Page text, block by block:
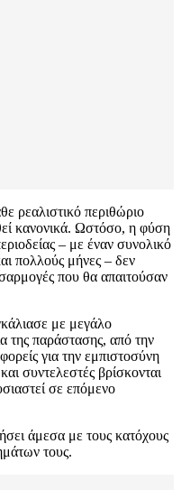
ρεαλιστικό περιθώριο
κανονικά. Ωστόσο, η φύση
– με έναν συνολικό
πολλούς μήνες – δεν
που θα απαιτούσαν
με μεγάλο
της παράστασης, από την
για την εμπιστοσύνη
συντελεστές βρίσκονται
σε επόμενο
άμεσα με τους κατόχους
τους.